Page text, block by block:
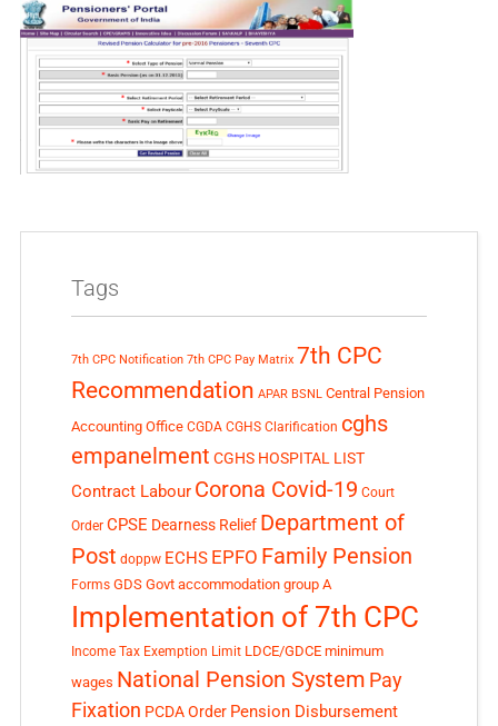
Tags
7th CPC Notification 7th CPC Pay Matrix 7th CPC
Recommendation APAR BSNL Central Pension
Accounting Office CGDA CGHS Clarification cghs
empanelment CGHS HOSPITAL LIST
Contract Labour Corona Covid-19 Court
Order CPSE Dearness Relief Department of
Post doppw ECHS EPFO Family Pension
Forms GDS Govt accommodation group A
Implementation of 7th CPC
Income Tax Exemption Limit LDCE/GDCE minimum
wages National Pension System Pay
Fixation PCDA Order Pension Disbursement